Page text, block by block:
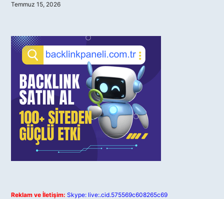
Temmuz 15, 2026
Reklam ve İletişim: Skype: live:.cid.575569c608265c69